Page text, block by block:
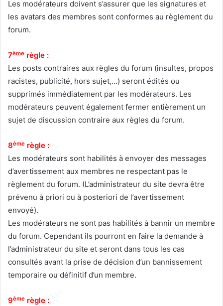
Les modérateurs doivent s’assurer que les signatures et
les avatars des membres sont conformes au règlement du
forum.
7ème règle :
Les posts contraires aux règles du forum (insultes, propos
racistes, publicité, hors sujet,…) seront édités ou
supprimés immédiatement par les modérateurs. Les
modérateurs peuvent également fermer entièrement un
sujet de discussion contraire aux règles du forum.
8ème règle :
Les modérateurs sont habilités à envoyer des messages
d’avertissement aux membres ne respectant pas le
règlement du forum. (L’administrateur du site devra être
prévenu à priori ou à posteriori de l’avertissement
envoyé).
Les modérateurs ne sont pas habilités à bannir un membre
du forum. Cependant ils pourront en faire la demande à
l’administrateur du site et seront dans tous les cas
consultés avant la prise de décision d’un bannissement
temporaire ou définitif d’un membre.
9ème règle :